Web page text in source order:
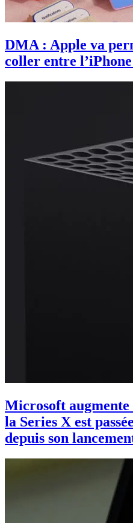
DMA : Apple va
coller entre
Microsoft augmente
la Series X est
depuis son